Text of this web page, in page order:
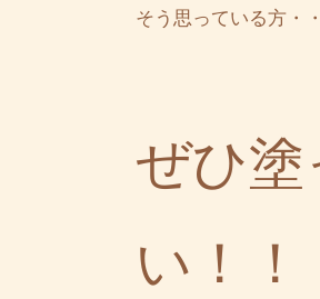
そう思っている方・
ぜひ塗
い！！